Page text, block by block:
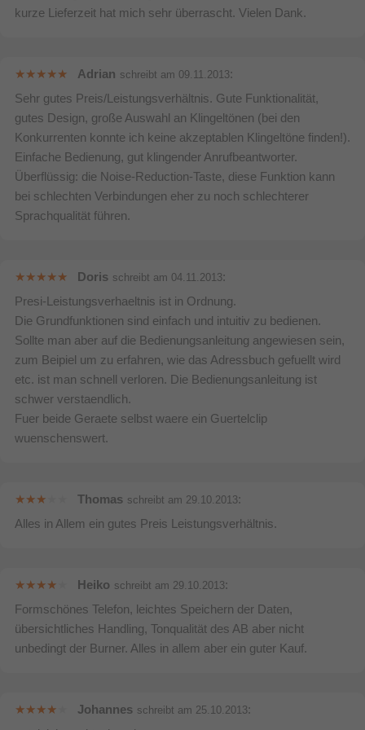
‹
Klassisches Schnurlostelefon mit smarten Funktionen!
Das KX-TG6822 (mit 2 Mobilteilen) überzeugt durch sein 1,8 Zoll
NR(Smart)-Taste bringt smartes zusätzliches Können mit. Sie
blinkt, wenn Anrufe eingehen oder verpasst wurden oder neue
anzunehmen oder den integrierten Wecker noch einmal für fünf
Adressen ist das neue Vor- und Zurückspulen innerhalb einer
eingegangenen Nachrichten aber auch eine zuvor
eingespeicherte Rufnummer anrufen und die Mitteilung
abspielen.
für teure Service-Rufnummern - haben Sie über die
kurze Lieferzeit hat mich sehr überrascht. Vielen Dank.
Adrian schreibt am 09.11.2013:
Sehr gutes Preis/Leistungsverhältnis. Gute Funktionalität,
gutes Design, große Auswahl an Klingeltönen (bei den
Konkurrenten konnte ich keine akzeptablen Klingeltöne finden!).
Einfache Bedienung, gut klingender Anrufbeantworter.
Überflüssig: die Noise-Reduction-Taste, diese Funktion kann
bei schlechten Verbindungen eher zu noch schlechterer
Sprachqualität führen.
Doris schreibt am 04.11.2013:
Presi-Leistungsverhaeltnis ist in Ordnung.
Die Grundfunktionen sind einfach und intuitiv zu bedienen.
Sollte man aber auf die Bedienungsanleitung angewiesen sein,
zum Beipiel um zu erfahren, wie das Adressbuch gefuellt wird
etc. ist man schnell verloren. Die Bedienungsanleitung ist
schwer verstaendlich.
Fuer beide Geraete selbst waere ein Guertelclip
wuenschenswert.
Thomas schreibt am 29.10.2013:
Alles in Allem ein gutes Preis Leistungsverhältnis.
Heiko schreibt am 29.10.2013:
Formschönes Telefon, leichtes Speichern der Daten,
übersichtliches Handling, Tonqualität des AB aber nicht
unbedingt der Burner. Alles in allem aber ein guter Kauf.
Johannes schreibt am 25.10.2013: